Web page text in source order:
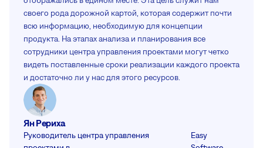
Ян Рериха
Руководитель центра управления
Easy
своего рода дорожной картой, которая содержит почти
всю информацию, необходимую для концепции
продукта. На этапах анализа и планирования все
сотрудники центра управления проектами могут четко
видеть поставленные сроки реализации каждого проекта
и достаточно ли у нас для этого ресурсов.